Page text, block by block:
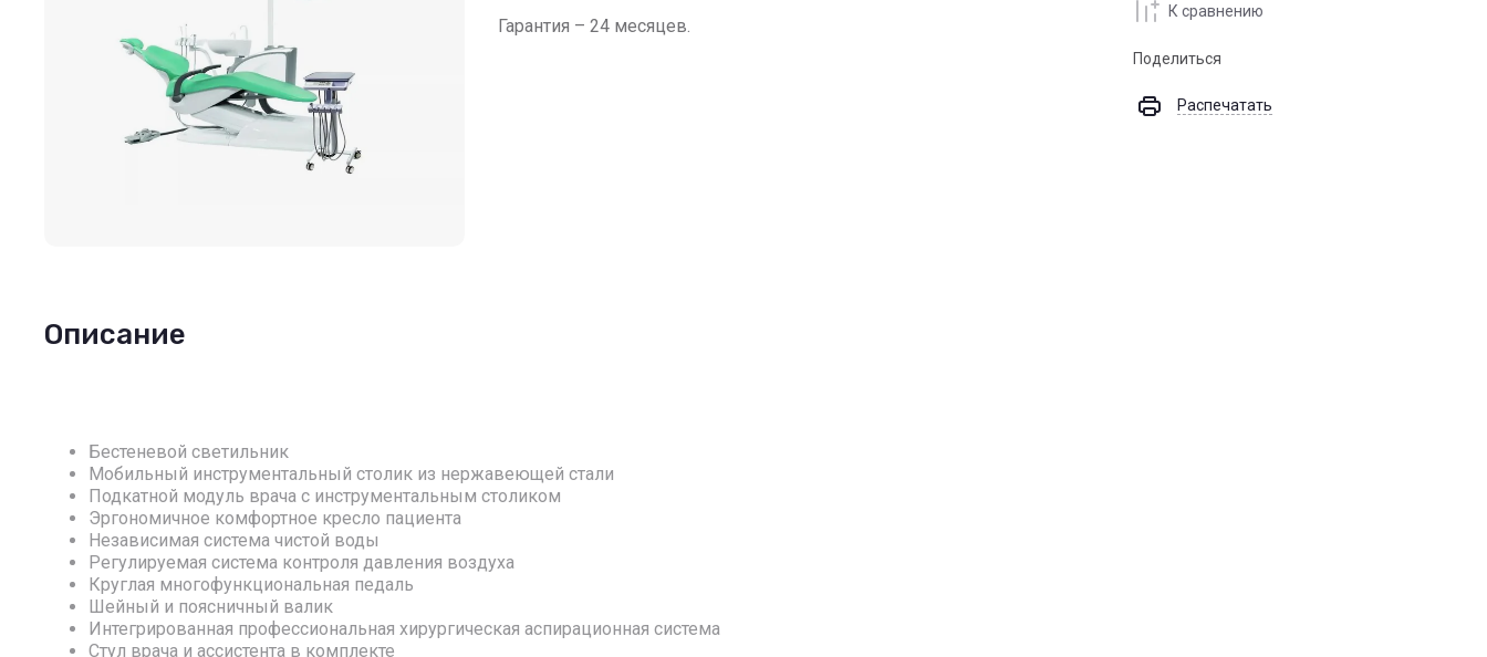
Гарантия – 24 месяцев.
К сравнению
Поделиться
Распечатать
Описание
Бестеневой светильник
Мобильный инструментальный столик из нержавеющей стали
Подкатной модуль врача с инструментальным столиком
Эргономичное комфортное кресло пациента
Независимая система чистой воды
Регулируемая система контроля давления воздуха
Круглая многофункциональная педаль
Шейный и поясничный валик
Интегрированная профессиональная хирургическая аспирационная система
Стул врача и ассистента в комплекте